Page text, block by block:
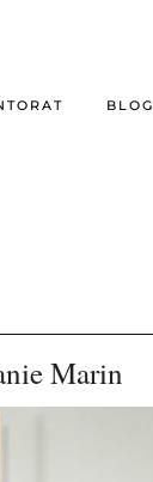
BLOG
Marin